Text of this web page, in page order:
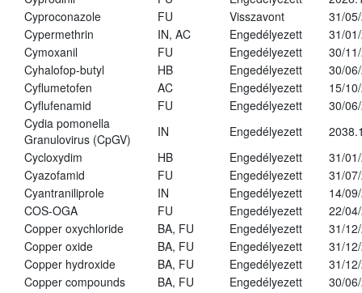
Cyproconazole
FU Visszavont
31/
Cypermethrin
IN, AC Engedélyezett
31/
Cymoxanil
FU Engedélyezett
30/
Cyhalofop-butyl
HB Engedélyezett
30/
Cyflumetofen
AC Engedélyezett
15/
Cyflufenamid
FU Engedélyezett
30/
Cydia pomonella
Granulovirus (CpGV)
IN Engedélyezett
Cycloxydim
HB Engedélyezett
31/
Cyazofamid
FU Engedélyezett
31/
Cyantraniliprole
IN Engedélyezett
14/
COS-OGA
FU Engedélyezett
22/
Copper oxychloride
BA, FU Engedélyezett
31/
Copper oxide
BA, FU Engedélyezett
31/
Copper hydroxide
BA, FU Engedélyezett
31/
Copper compounds
BA, FU Engedélyezett
30/